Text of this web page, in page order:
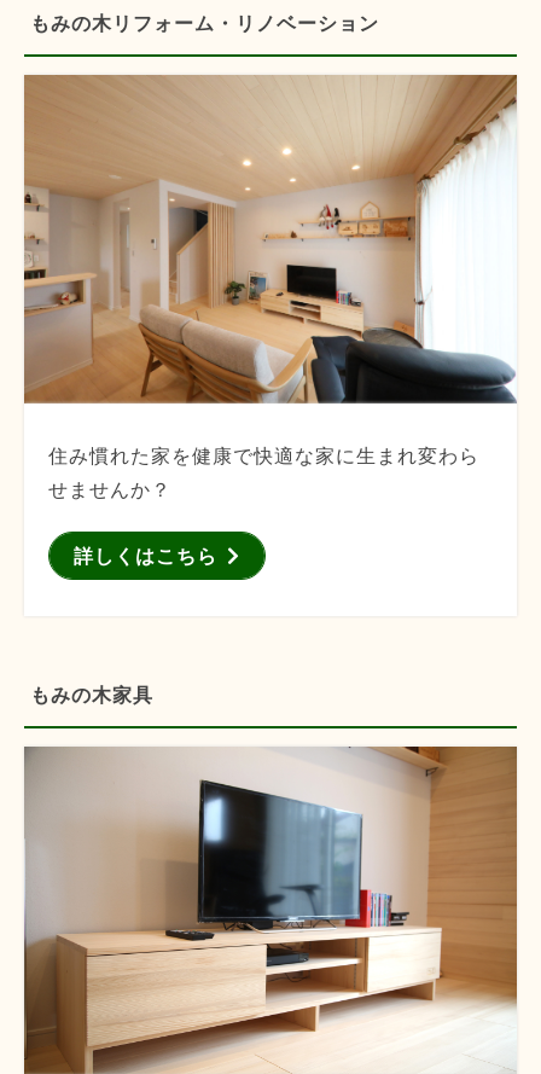
もみの木リフォーム・リノベーション
住み慣れた家を健康で快適な家に生まれ変わら
せませんか？
詳しくはこちら
もみの木家具